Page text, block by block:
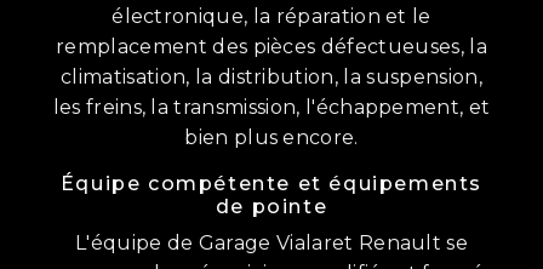
électronique, la réparation et le
remplacement des pièces défectueuses, la
climatisation, la distribution, la suspension,
les freins, la transmission, l'échappement, et
bien plus encore.
Équipe compétente et équipements
de pointe
L'équipe de Garage Vialaret Renault se